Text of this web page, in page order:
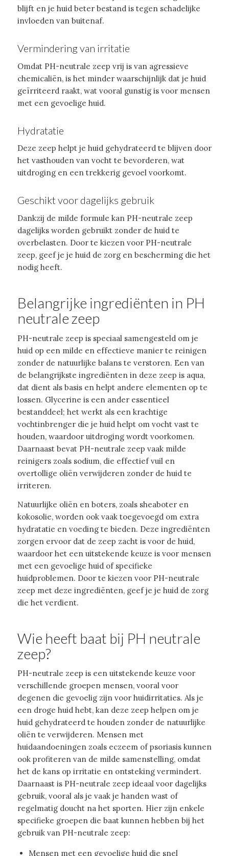
blijft en je huid beter bestand is tegen schadelijke
invloeden van buitenaf.
Vermindering van irritatie
Omdat PH-neutrale zeep vrij is van agressieve
chemicaliën, is het minder waarschijnlijk dat je huid
geïrriteerd raakt, wat vooral gunstig is voor mensen
met een gevoelige huid.
Hydratatie
Deze zeep helpt je huid gehydrateerd te blijven door
het vasthouden van vocht te bevorderen, wat
uitdroging en een trekkerig gevoel voorkomt.
Geschikt voor dagelijks gebruik
Dankzij de milde formule kan PH-neutrale zeep
dagelijks worden gebruikt zonder de huid te
overbelasten. Door te kiezen voor PH-neutrale
zeep, geef je je huid de zorg en bescherming die het
nodig heeft.
Belangrijke ingrediënten in PH
neutrale zeep
PH-neutrale zeep is speciaal samengesteld om je
huid op een milde en effectieve manier te reinigen
zonder de natuurlijke balans te verstoren. Een van
de belangrijkste ingrediënten in deze zeep is aqua,
dat dient als basis en helpt andere elementen op te
lossen. Glycerine is een ander essentieel
bestanddeel; het werkt als een krachtige
vochtinbrenger die je huid helpt om vocht vast te
houden, waardoor uitdroging wordt voorkomen.
Daarnaast bevat PH-neutrale zeep vaak milde
reinigers zoals sodium, die effectief vuil en
overtollige oliën verwijderen zonder de huid te
irriteren.
Natuurlijke oliën en boters, zoals sheaboter en
kokosolie, worden ook vaak toegevoegd om extra
hydratatie en voeding te bieden. Deze ingrediënten
zorgen ervoor dat de zeep zacht is voor de huid,
waardoor het een uitstekende keuze is voor mensen
met een gevoelige huid of specifieke
huidproblemen. Door te kiezen voor PH-neutrale
zeep met deze ingrediënten, geef je je huid de zorg
die het verdient.
Wie heeft baat bij PH neutrale
zeep?
PH-neutrale zeep is een uitstekende keuze voor
verschillende groepen mensen, vooral voor
degenen die gevoelig zijn voor huidirritaties. Als je
een droge huid hebt, kan deze zeep helpen om je
huid gehydrateerd te houden zonder de natuurlijke
oliën te verwijderen. Mensen met
huidaandoeningen zoals eczeem of psoriasis kunnen
ook profiteren van de milde samenstelling, omdat
het de kans op irritatie en ontsteking vermindert.
Daarnaast is PH-neutrale zeep ideaal voor dagelijks
gebruik, vooral als je vaak je handen wast of
regelmatig doucht na het sporten. Hier zijn enkele
specifieke groepen die baat kunnen hebben bij het
gebruik van PH-neutrale zeep:
Mensen met een gevoelige huid die snel